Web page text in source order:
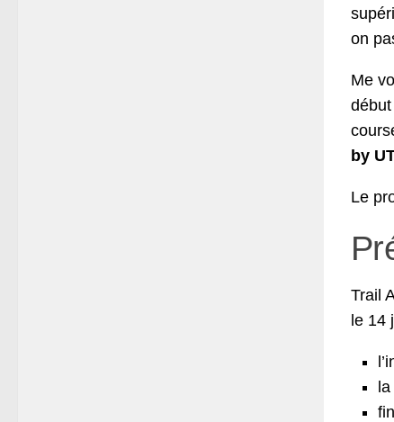
on
Me
by
Le
Trail
le 14